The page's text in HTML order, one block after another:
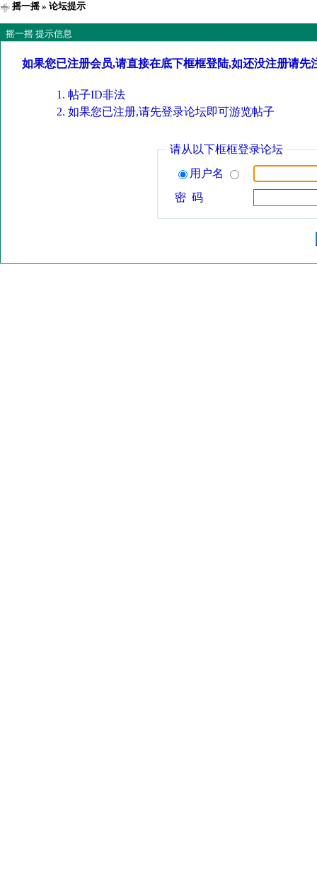
摇一摇» 论坛提示
摇一摇 提示信息
如果您已注册会员,请直接在底下框框登陆,如还没注册请先
帖子ID非法
如果您已注册,请先登录论坛即可游览帖子
请从以下框框登录论坛
用户名
密 码